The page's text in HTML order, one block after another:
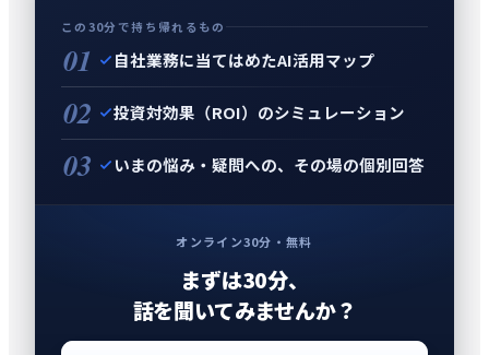
この30分で持ち帰れるもの
01 自社業務に当てはめたAI活用マップ
02 投資対効果（ROI）のシミュレーション
03 いまの悩み・疑問への、その場の個別回答
オンライン30分・無料
まずは30分、
話を聞いてみませんか？